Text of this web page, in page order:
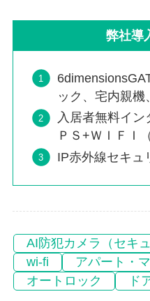
弊社導
ック、宅内親機
入居者無料イン
ＰＳ+ＷＩＦＩ
IP赤外線セキュ
AI防犯カメラ（セキ
wi-fi
アパート・
オートロック
ド